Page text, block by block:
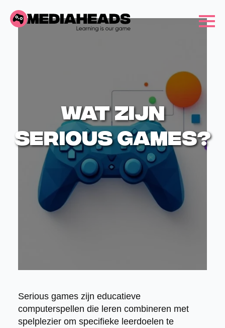
Wat zijn
serious games?
Serious games zijn educatieve
computerspellen die leren combineren met
spelplezier om specifieke leerdoelen te